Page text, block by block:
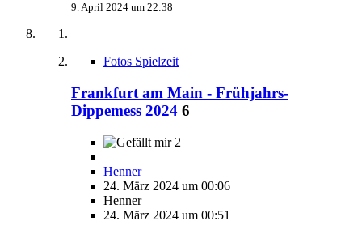
9. April 2024 um 22:38
Fotos Spielzeit
Frankfurt am Main - Frühjahrs-
Dippemess 2024 6
2
Henner
24. März 2024 um 00:06
Henner
24. März 2024 um 00:51